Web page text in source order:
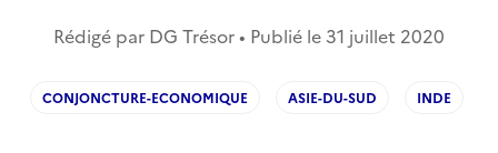
Rédigé par DG Trésor • Publié le 31 juillet 2020
CONJONCTURE-ECONOMIQUE ASIE-DU-SUD INDE